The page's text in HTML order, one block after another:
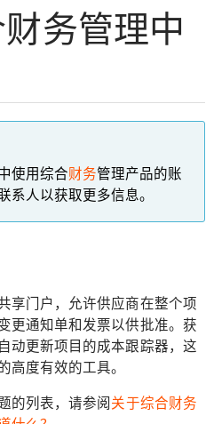
务管理中
使用综合财务管理产品的账
系人以获取更多信息。
享门户，允许供应商在整个项
更通知单和发票以供批准。获
动更新项目的成本跟踪器，这
高度有效的工具。
的列表，请参阅 关于综合财务